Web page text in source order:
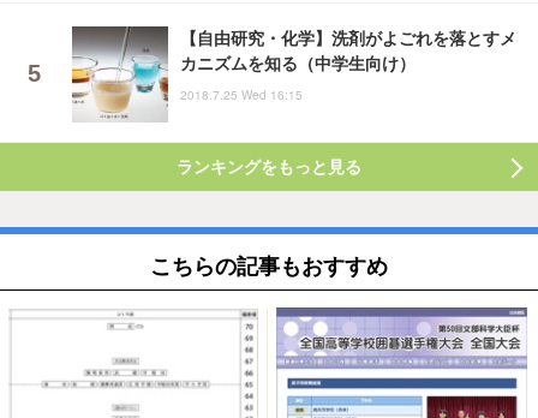
【自由研究・化学】洗剤がよごれを落とすメ
カニズムを知る（中学生向け）
2018.7.25 Wed 16:15
ランキングをもっと見る
こちらの記事もおすすめ